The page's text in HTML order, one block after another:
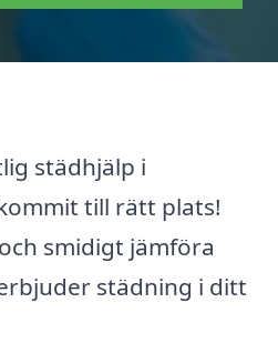
städhjälp i
till rätt plats!
smidigt jämföra
städning i ditt